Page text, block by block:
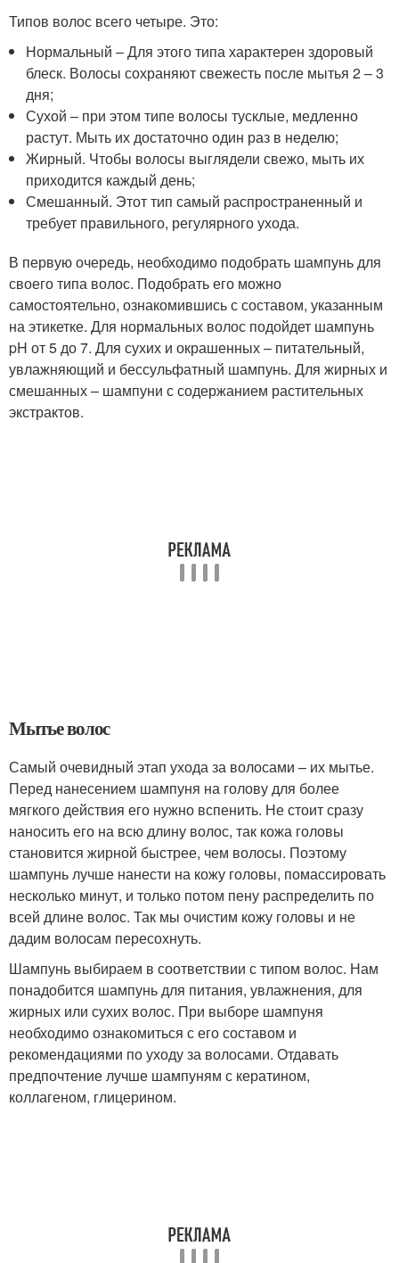
Типов волос всего четыре. Это:
Нормальный – Для этого типа характерен здоровый
блеск. Волосы сохраняют свежесть после мытья 2 – 3
дня;
Сухой – при этом типе волосы тусклые, медленно
растут. Мыть их достаточно один раз в неделю;
Жирный. Чтобы волосы выглядели свежо, мыть их
приходится каждый день;
Смешанный. Этот тип самый распространенный и
требует правильного, регулярного ухода.
В первую очередь, необходимо подобрать шампунь для
своего типа волос. Подобрать его можно
самостоятельно, ознакомившись с составом, указанным
на этикетке. Для нормальных волос подойдет шампунь
pH от 5 до 7. Для сухих и окрашенных – питательный,
увлажняющий и бессульфатный шампунь. Для жирных и
смешанных – шампуни с содержанием растительных
экстрактов.
Мытье волос
Самый очевидный этап ухода за волосами – их мытье.
Перед нанесением шампуня на голову для более
мягкого действия его нужно вспенить. Не стоит сразу
наносить его на всю длину волос, так кожа головы
становится жирной быстрее, чем волосы. Поэтому
шампунь лучше нанести на кожу головы, помассировать
несколько минут, и только потом пену распределить по
всей длине волос. Так мы очистим кожу головы и не
дадим волосам пересохнуть.
Шампунь выбираем в соответствии с типом волос. Нам
понадобится шампунь для питания, увлажнения, для
жирных или сухих волос. При выборе шампуня
необходимо ознакомиться с его составом и
рекомендациями по уходу за волосами. Отдавать
предпочтение лучше шампуням с кератином,
коллагеном, глицерином.